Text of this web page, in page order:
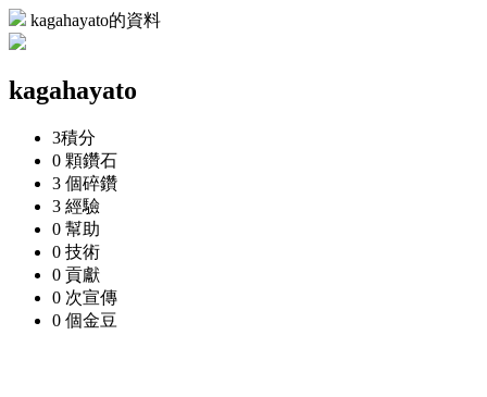
kagahayato的資料
kagahayato
3積分
0 顆鑽石
3 個碎鑽
3 經驗
0 幫助
0 技術
0 貢獻
0 次宣傳
0 個金豆